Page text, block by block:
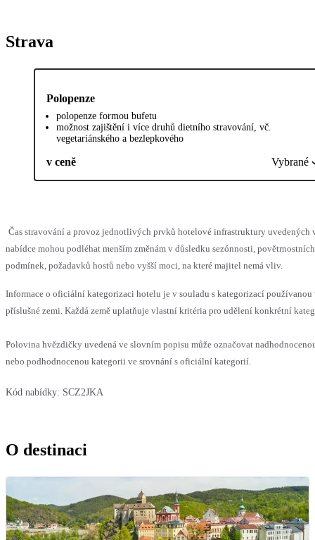
Strava
Polopenze
polopenze formou bufetu
možnost zajištění i více druhů dietního stravování, vč.
vegetariánského a bezlepkového
v ceně Vybrané
Čas stravování a provoz jednotlivých prvků hotelové infrastruktury uvedených
nabídce mohou podléhat menším změnám v důsledku sezónnosti, povětrnostních
podmínek, požadavků hostů nebo vyšší moci, na které majitel nemá vliv.
Informace o oficiální kategorizaci hotelu je v souladu s kategorizací používanou
příslušné zemi. Každá země uplatňuje vlastní kritéria pro udělení konkrétní
Polovina hvězdičky uvedená ve slovním popisu může označovat
nebo podhodnocenou kategorii ve srovnání s oficiální kategorií.
Kód nabídky: SCZ2JKA
O destinaci